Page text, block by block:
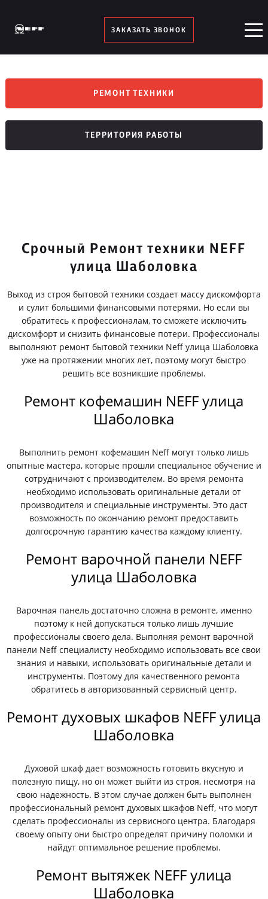
ЗАКАЗАТЬ ЗВОНОК
РЕМОНТ ТЕХНИКИ
ТЕРРИТОРИЯ РАБОТЫ
Срочный Ремонт техники NEFF
улица Шаболовка
Выход из строя бытовой техники создает массу дискомфорта
и сулит большими финансовыми потерями. Но если вы
обратитесь к профессионалам, то сможете исключить
дискомфорт и снизить финансовые потери. Профессионалы
выполняют ремонт бытовой техники Neff улица Шаболовка
уже на протяжении многих лет, поэтому могут быстро
решить все возникшие проблемы.
Ремонт кофемашин NEFF улица
Шаболовка
Выполнить ремонт кофемашин Neff могут только лишь
опытные мастера, которые прошли специальное обучение и
сотрудничают с производителем. Во время ремонта
необходимо использовать оригинальные детали от
производителя и специальные инструменты. Это даст
возможность по окончанию ремонт предоставить
долгосрочную гарантию качества каждому клиенту.
Ремонт варочной панели NEFF
улица Шаболовка
Варочная панель достаточно сложна в ремонте, именно
поэтому к ней допускаться только лишь лучшие
профессионалы своего дела. Выполняя ремонт варочной
панели Neff специалисту необходимо использовать все свои
знания и навыки, использовать оригинальные детали и
инструменты. Поэтому для качественного ремонта
обратитесь в авторизованный сервисный центр.
Ремонт духовых шкафов NEFF улица
Шаболовка
Духовой шкаф дает возможность готовить вкусную и
полезную пищу, но он может выйти из строя, несмотря на
свою надежность. В этом случае должен быть выполнен
профессиональный ремонт духовых шкафов Neff, что могут
сделать профессионалы из сервисного центра. Благодаря
своему опыту они быстро определят причину поломки и
найдут оптимальное решение проблемы.
Ремонт вытяжек NEFF улица
Шаболовка